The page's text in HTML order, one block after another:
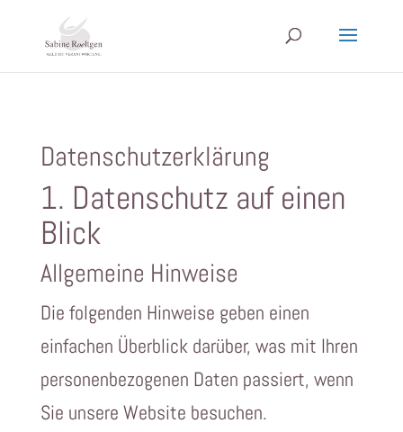
Datenschutzerklärung
1. Datenschutz auf einen
Blick
Allgemeine Hinweise
Die folgenden Hinweise geben einen
einfachen Überblick darüber, was mit Ihren
personenbezogenen Daten passiert, wenn
Sie unsere Website besuchen.